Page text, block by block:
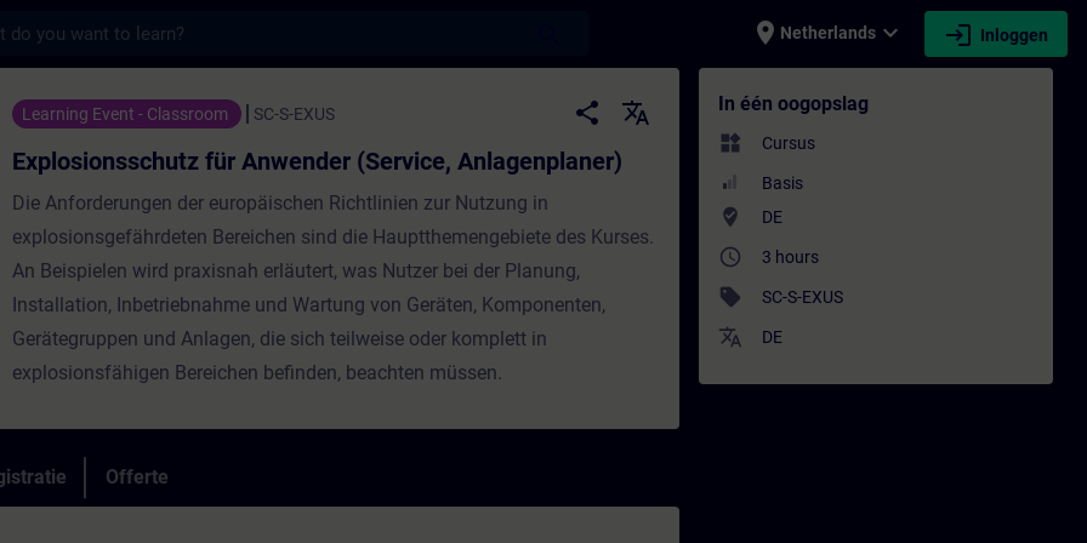
place Netherlands expand_more login Inloggen
für Anwender (Service, Anlagenplaner) - Training - Opleiding - Bijscholing |
Learning Event - Classroom SC-S-EXUS share
translate
Explosionsschutz für Anwender (Service, Anlagenplaner)
Die Anforderungen der europäischen Richtlinien zur Nutzung in
explosionsgefährdeten Bereichen sind die Hauptthemengebiete des Kurses.
An Beispielen wird praxisnah erläutert, was Nutzer bei der Planung,
Installation, Inbetriebnahme und Wartung von Geräten, Komponenten,
Gerätegruppen und Anlagen, die sich teilweise oder komplett in
explosionsfähigen Bereichen befinden, beachten müssen.
Offerte
In één oogopslag
widgets Cursus
Basis
where_to_vote DE
access_time 3 hours
sell SC-S-EXUS
translate DE